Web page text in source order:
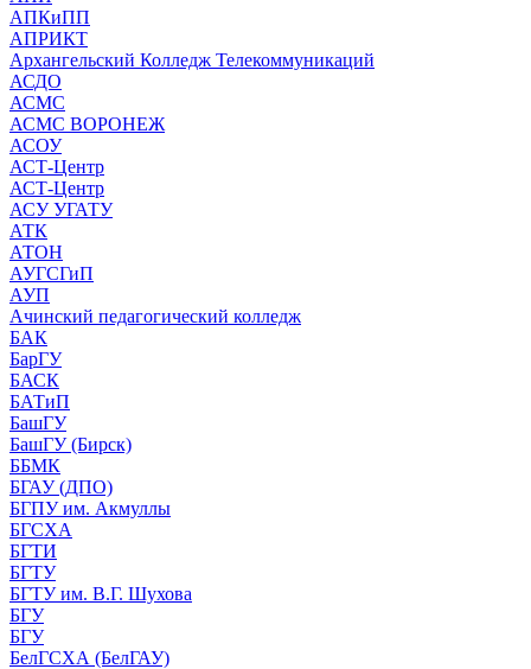
АПКиПП
АПРИКТ
Архангельский Колледж Телекоммуникаций
АСДО
АСМС
АСМС ВОРОНЕЖ
АСОУ
АСТ-Центр
АСТ-Центр
АСУ УГАТУ
АТК
АТОН
АУГСГиП
АУП
Ачинский педагогический колледж
БАК
БарГУ
БАСК
БАТиП
БашГУ
БашГУ (Бирск)
ББМК
БГАУ (ДПО)
БГПУ им. Акмуллы
БГСХА
БГТИ
БГТУ
БГТУ им. В.Г. Шухова
БГУ
БГУ
БелГСХА (БелГАУ)